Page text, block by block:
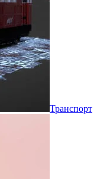
Транспорт